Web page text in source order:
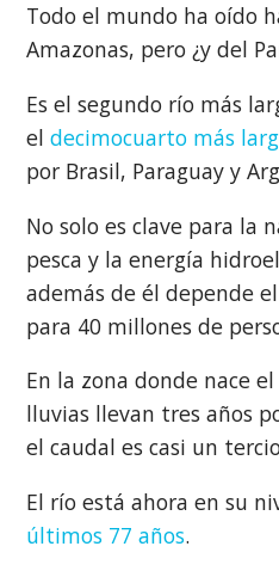
Todo el mundo ha oído
Amazonas, pero ¿y del
Es el segundo río más
eldecimocuarto más
por Brasil, Paraguay y
No solo es clave para la
pesca y la energía
además de él depende
para 40 millones de
En la zona donde nace
lluvias llevan tres años
el caudal es casi un
El río está ahora en su
últimos 77 años.